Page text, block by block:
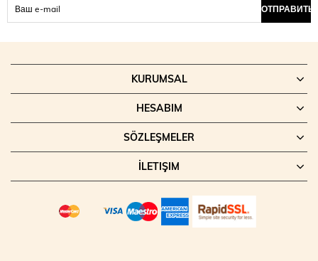
ОТПРАВИТЬ
KURUMSAL
HESABIM
SÖZLEŞMELER
İLETIŞIM